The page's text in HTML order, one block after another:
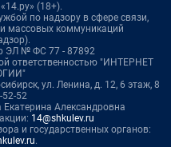
(18+).
по надзору в сфере связи,
массовых коммуникаций
ЭЛ № ФС 77 - 87892
ответственностью "ИНТЕРНЕТ
ул. Ленина, д. 12, 6 этаж, 8
52-52
Александровна
14@shkulev.ru
и государственных органов:
.